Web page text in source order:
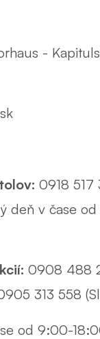
-
0918 517
deň v čase
0908 488
313 558
od 9:00-